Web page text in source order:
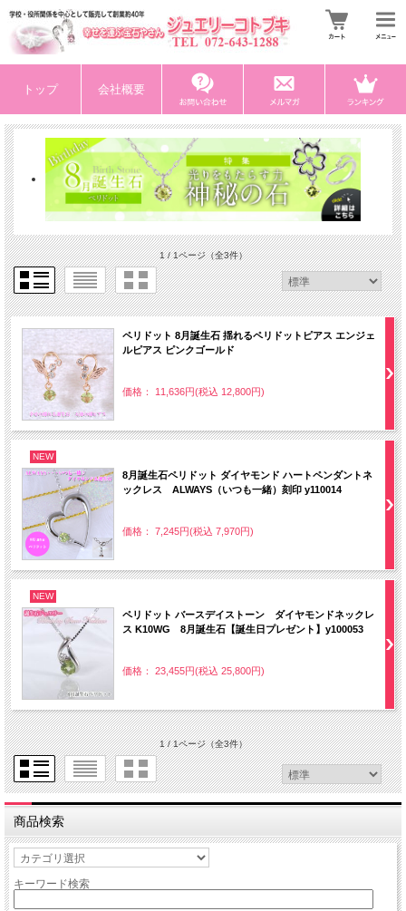
トップ 会社概要
1 / 1ページ（全3件）
ペリドット 8月誕生石 揺れるペリドットピアス エンジェ
ルピアス ピンクゴールド
価格： 11,636円(税込 12,800円)
NEW
8月誕生石ペリドット ダイヤモンド ハートペンダントネ
ックレス ALWAYS（いつも一緒）刻印 y110014
価格： 7,245円(税込 7,970円)
NEW
ペリドット バースデイストーン ダイヤモンドネックレ
ス K10WG 8月誕生石【誕生日プレゼント】y100053
価格： 23,455円(税込 25,800円)
1 / 1ページ（全3件）
商品検索
キーワード検索